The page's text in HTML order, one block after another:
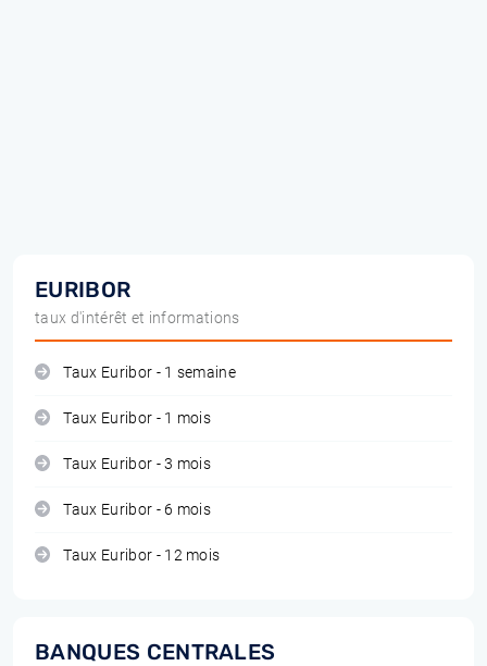
EURIBOR
taux d'intérêt et informations
Taux Euribor - 1 semaine
Taux Euribor - 1 mois
Taux Euribor - 3 mois
Taux Euribor - 6 mois
Taux Euribor - 12 mois
BANQUES CENTRALES